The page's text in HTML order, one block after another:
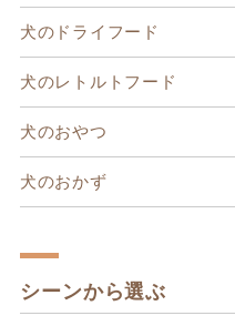
犬のドライフード
犬のレトルトフード
犬のおやつ
犬のおかず
シーンから選ぶ